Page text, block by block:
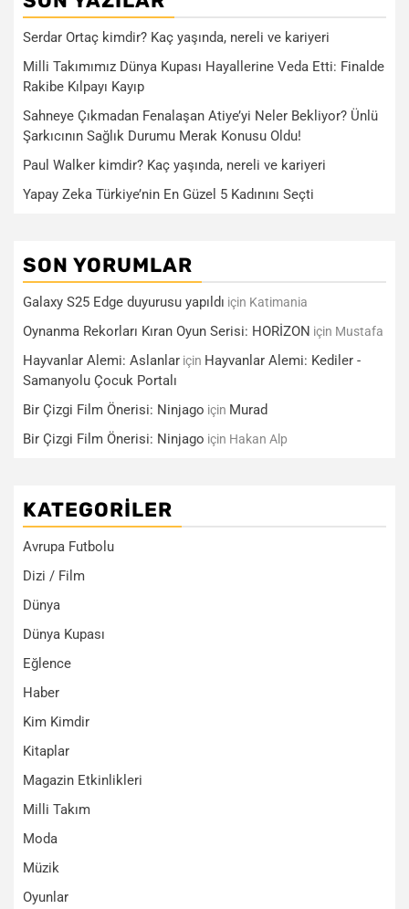
Serdar Ortaç kimdir? Kaç yaşında, nereli ve kariyeri
Milli Takımımız Dünya Kupası Hayallerine Veda Etti: Finalde
Rakibe Kılpayı Kayıp
Sahneye Çıkmadan Fenalaşan Atiye’yi Neler Bekliyor? Ünlü
Şarkıcının Sağlık Durumu Merak Konusu Oldu!
Paul Walker kimdir? Kaç yaşında, nereli ve kariyeri
Yapay Zeka Türkiye’nin En Güzel 5 Kadınını Seçti
SON YORUMLAR
Galaxy S25 Edge duyurusu yapıldı için Katimania
Oynanma Rekorları Kıran Oyun Serisi: HORİZON için Mustafa
Hayvanlar Alemi: Aslanlar için Hayvanlar Alemi: Kediler -
Samanyolu Çocuk Portalı
Bir Çizgi Film Önerisi: Ninjago için Murad
Bir Çizgi Film Önerisi: Ninjago için Hakan Alp
KATEGORILER
Avrupa Futbolu
Dizi / Film
Dünya
Dünya Kupası
Eğlence
Haber
Kim Kimdir
Kitaplar
Magazin Etkinlikleri
Milli Takım
Moda
Müzik
Oyunlar